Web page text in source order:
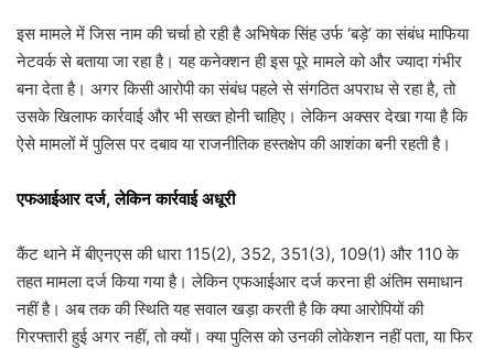
इस मामले में जिस नाम की चर्चा हो रही है अभिषेक सिंह उर्फ ‘बड़े’ का संबंध माफिया
नेटवर्क से बताया जा रहा है। यह कनेक्शन ही इस पूरे मामले को और ज्यादा गंभीर
बना देता है। अगर किसी आरोपी का संबंध पहले से संगठित अपराध से रहा है, तो
उसके खिलाफ कार्रवाई और भी सख्त होनी चाहिए। लेकिन अक्सर देखा गया है कि
ऐसे मामलों में पुलिस पर दबाव या राजनीतिक हस्तक्षेप की आशंका बनी रहती है।
एफआईआर दर्ज, लेकिन कार्रवाई अधूरी
कैंट थाने में बीएनएस की धारा 115(2), 352, 351(3), 109(1) और 110 के
तहत मामला दर्ज किया गया है। लेकिन एफआईआर दर्ज करना ही अंतिम समाधान
नहीं है। अब तक की स्थिति यह सवाल खड़ा करती है कि क्या आरोपियों की
गिरफ्तारी हुई अगर नहीं, तो क्यों। क्या पुलिस को उनकी लोकेशन नहीं पता, या फिर